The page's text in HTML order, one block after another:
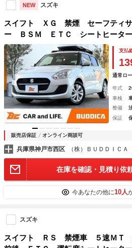
NEW スズキ
スイフト ＸＧ 禁煙 セーフティ
ー ＢＳＭ ＥＴＣ シートヒータ
キー Ａエアコン ＢＴ 純正１５
滑り防止 クルコン ＦＭ ＣＤ バ
支払
通常ロ
年式
車検
整備
保証
販売店保証 オンライン商談可
兵庫県神戸市西区 （株）ＢＵＤＤＩＣ
在庫を確認・見積り依
今あなたの他に10人
スズキ
スイフト ＲＳ 禁煙車 ５速ＭＴ